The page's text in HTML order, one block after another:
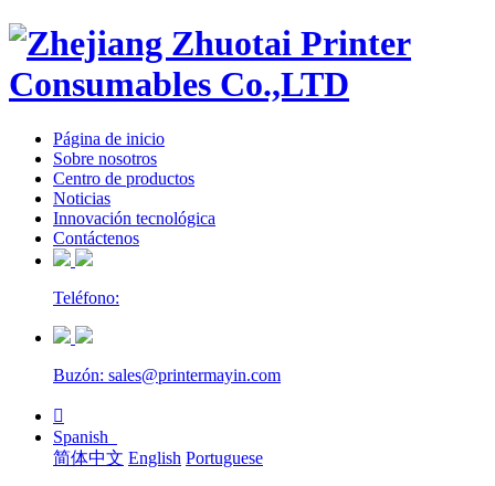
Página de inicio
Sobre nosotros
Centro de productos
Noticias
Innovación tecnológica
Contáctenos
Teléfono:
Buzón: sales@printermayin.com

Spanish
简体中文 English Portuguese